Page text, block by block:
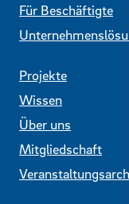
Für Beschäftigte
Projekte
Wissen
Über uns
Mitgliedschaft